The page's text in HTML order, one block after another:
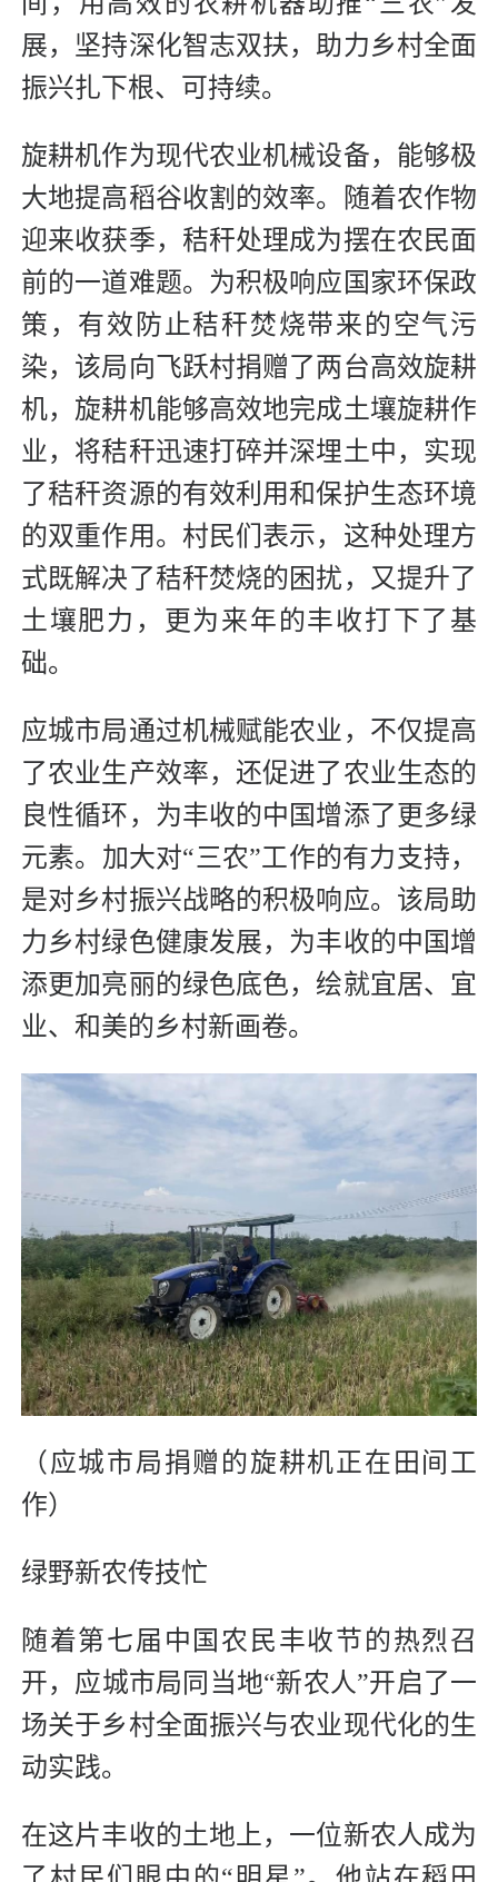
展，坚持深化智志双扶，助力乡村全面
振兴扎下根、可持续。
旋耕机作为现代农业机械设备，能够极
大地提高稻谷收割的效率。随着农作物
迎来收获季，秸秆处理成为摆在农民面
前的一道难题。为积极响应国家环保政
策，有效防止秸秆焚烧带来的空气污
染，该局向飞跃村捐赠了两台高效旋耕
机，旋耕机能够高效地完成土壤旋耕作
业，将秸秆迅速打碎并深埋土中，实现
了秸秆资源的有效利用和保护生态环境
的双重作用。村民们表示，这种处理方
式既解决了秸秆焚烧的困扰，又提升了
土壤肥力，更为来年的丰收打下了基
础。
应城市局通过机械赋能农业，不仅提高
了农业生产效率，还促进了农业生态的
良性循环，为丰收的中国增添了更多绿
元素。加大对“三农”工作的有力支持，
是对乡村振兴战略的积极响应。该局助
力乡村绿色健康发展，为丰收的中国增
添更加亮丽的绿色底色，绘就宜居、宜
业、和美的乡村新画卷。
（应城市局捐赠的旋耕机正在田间工
作）
绿野新农传技忙
随着第七届中国农民丰收节的热烈召
开，应城市局同当地“新农人”开启了一
场关于乡村全面振兴与农业现代化的生
动实践。
在这片丰收的土地上，一位新农人成为